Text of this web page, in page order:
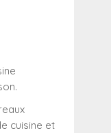
cuisine et